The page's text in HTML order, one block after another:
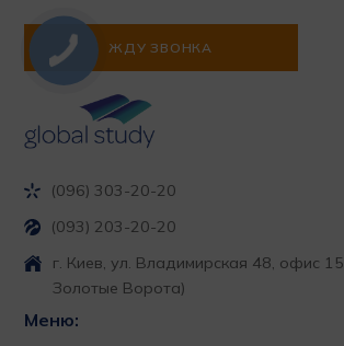
(096) 303-20-20
(093) 203-20-20
г. Киев, ул. Владимирская 48, офис 15
Золотые Ворота)
Меню: